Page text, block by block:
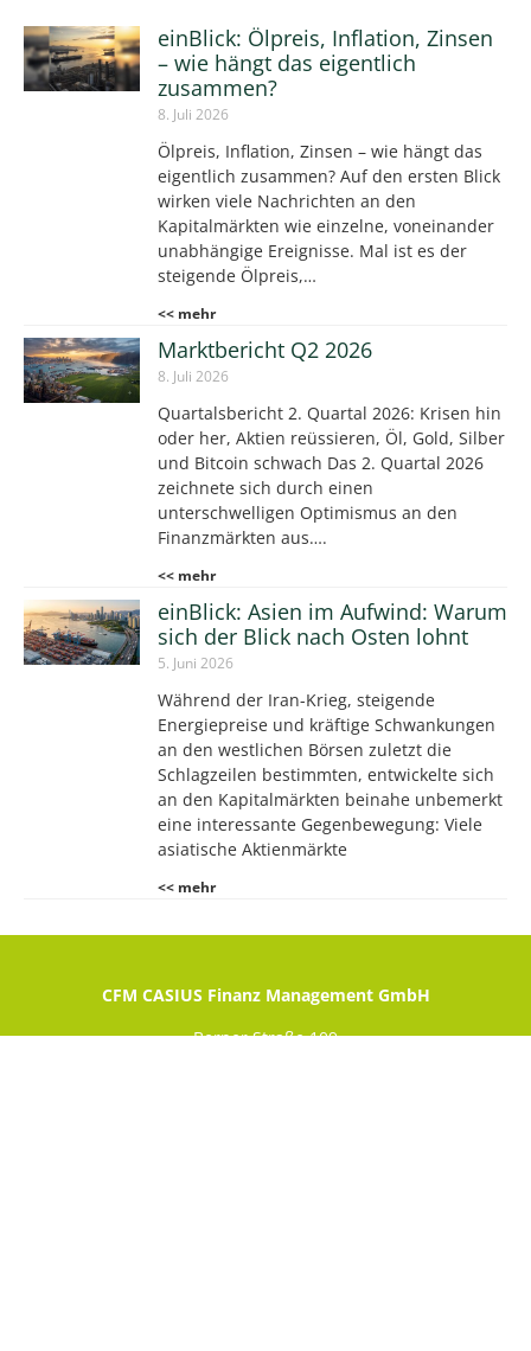
einBlick: Ölpreis, Inflation, Zinsen
– wie hängt das eigentlich
zusammen?
8. Juli 2026
Ölpreis, Inflation, Zinsen – wie hängt das
eigentlich zusammen? Auf den ersten Blick
wirken viele Nachrichten an den
Kapitalmärkten wie einzelne, voneinander
unabhängige Ereignisse. Mal ist es der
steigende Ölpreis,…
<< mehr
Marktbericht Q2 2026
8. Juli 2026
Quartalsbericht 2. Quartal 2026: Krisen hin
oder her, Aktien reüssieren, Öl, Gold, Silber
und Bitcoin schwach Das 2. Quartal 2026
zeichnete sich durch einen
unterschwelligen Optimismus an den
Finanzmärkten aus….
<< mehr
einBlick: Asien im Aufwind: Warum
sich der Blick nach Osten lohnt
5. Juni 2026
Während der Iran-Krieg, steigende
Energiepreise und kräftige Schwankungen
an den westlichen Börsen zuletzt die
Schlagzeilen bestimmten, entwickelte sich
an den Kapitalmärkten beinahe unbemerkt
eine interessante Gegenbewegung: Viele
asiatische Aktienmärkte
<< mehr
CFM CASIUS Finanz Management GmbH
Berner Straße 109